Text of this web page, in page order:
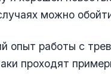
можно
опыт работы с
проходят